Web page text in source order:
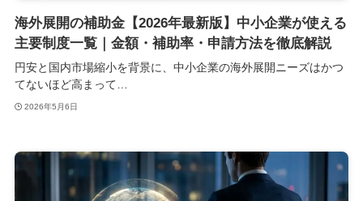
海外展開の補助金【2026年最新版】中小企業が使える
主要制度一覧｜金額・補助率・申請方法を徹底解説
円安と国内市場縮小を背景に、中小企業の海外展開ニーズはかつ
てないほど高まって…
2026年5月6日